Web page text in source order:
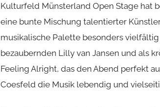
Kulturfeld Münsterland Open Stage hat
eine bunte Mischung talentierter
musikalische Palette besonders
bezaubernden Lilly van Jansen und als
Feeling Alright, das den Abend perfekt
Coesfeld die Musik lebendig und